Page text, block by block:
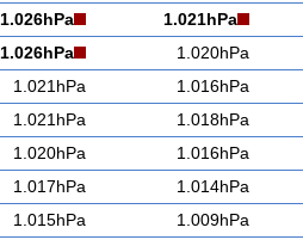
1.026hPa 1.021hPa
1.026hPa 1.020hPa
1.021hPa 1.016hPa
1.021hPa 1.018hPa
1.020hPa 1.016hPa
1.017hPa 1.014hPa
1.015hPa 1.009hPa